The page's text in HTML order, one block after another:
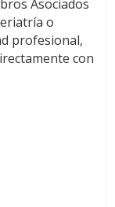
Asociados
o
profesional,
con